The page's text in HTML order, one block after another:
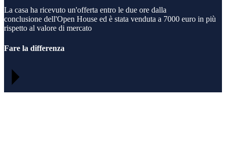
La casa ha ricevuto un'offerta entro le due ore dalla
conclusione dell'Open House ed è stata venduta a 7000 euro in più
rispetto al valore di mercato
Fare la differenza